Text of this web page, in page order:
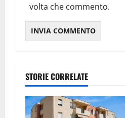
volta che commento.
STORIE CORRELATE